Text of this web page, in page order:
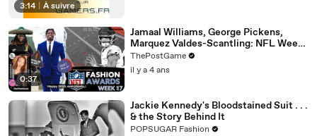
3:14 À suivre
0:37
Jamaal Williams, George Pickens,
Marquez Valdes-Scantling: NFL Week
17 Game Day Fashion Winners
ThePostGame
il y a 4 ans
Jackie Kennedy's Bloodstained Suit . . .
& the Story Behind It
POPSUGAR Fashion